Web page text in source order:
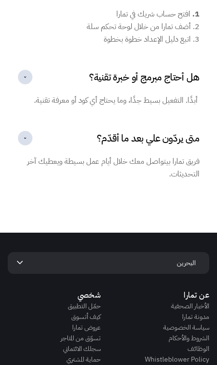
افتح حساب شريك في تمارا
هل أحتاج مبرمج أو خبرة تقنية؟
أبدًا. التفعيل بسيط جدًا، وما يحتاج أي كود أو معرفة تقنية.
متى يردّون علي بعد ما أقدّم؟
فريق تمارا بيتواصل معك خلال أيام عمل بسيطة ويعطيك آخر
التحديثات.
تمارا
الصحفية
تمارا
الخصوصية
والأحكام
Whistleblower
شخصي
حمّل التطبيق
كيف أتسوق
عروض تمارا
تسوّق من المتاجر
سجلك الائتماني
حماية المشتري
البحرين